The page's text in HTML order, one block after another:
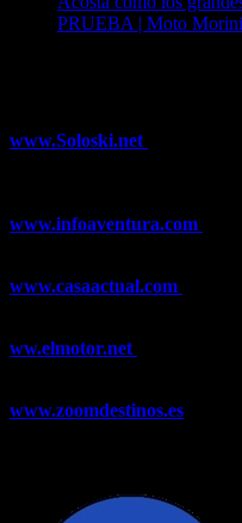
PRUEBA | Moto Morini
www.Soloski.net
www.infoaventura.com
www.casaactual.com
ww.elmotor.net
www.zoomdestinos.es